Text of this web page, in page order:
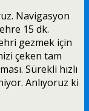
Navigasyon
15 dk.
gezmek için
çeken tam
Sürekli hızlı
Anlıyoruz ki